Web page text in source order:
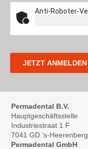
Permadental B.V.
Hauptgeschäftsstelle
Industriestraat 1 F
7041 GD ‘s-Heerenberg
Permadental GmbH